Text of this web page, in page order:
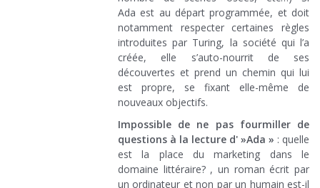
Ada est au départ programmée, et doit
notamment respecter certaines règles
introduites par Turing, la société qui l’a
créée, elle s’auto-nourrit de ses
découvertes et prend un chemin qui lui
est propre, se fixant elle-même de
nouveaux objectifs.
Impossible de ne pas fourmiller de
questions à la lecture d' »Ada » : quelle
est la place du marketing dans le
domaine littéraire? , un roman écrit par
un ordinateur et non par un humain est-il